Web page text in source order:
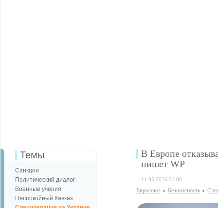
Темы
Санкции
Политический диалог
Военные учения
Неспокойный Кавказ
В Европе
пишет WP
11.05.2026 21:00
Евросоюз Безопаcность